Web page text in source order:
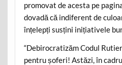
promovat de acesta pe
dovadă că indiferent de
înțelepți susțini inițiativele
“Debirocratizăm Codul
pentru șoferi! Astăzi, în